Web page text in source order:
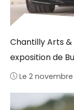
Chantilly Arts
exposition de
Le 2 novembre